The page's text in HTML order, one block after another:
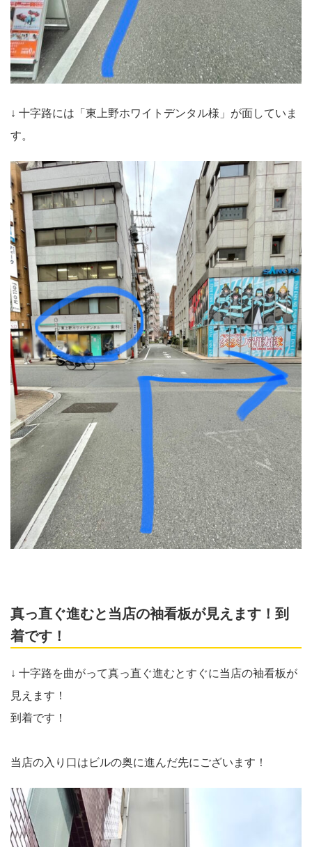
↓ 十字路には「東上野ホワイトデンタル様」が面していま
す。
真っ直ぐ進むと当店の袖看板が見えます！到
着です！
↓ 十字路を曲がって真っ直ぐ進むとすぐに当店の袖看板が
見えます！
到着です！
当店の入り口はビルの奥に進んだ先にございます！